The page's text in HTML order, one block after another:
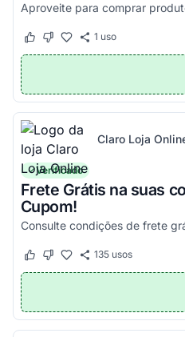
Este cupom funcionou
Este cupom não funcionou
1 uso
Claro Loja
Verificado
Frete Grátis na suas
Cupom!
Este cupom funcionou
Este cupom não funcionou
135usos